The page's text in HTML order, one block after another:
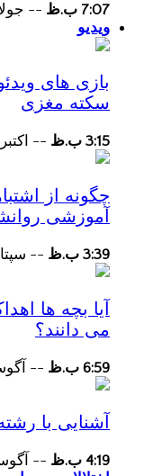
7:07 ب.ظ -- جولای
ویدیو
بازی های
سکته مغزی
3:15 ب.ظ -- اکتبر 5, 2018
چگونه از
آموزشی
3:39 ب.ظ -- سپتامبر
آیا بچه ها
می دانند؟
6:59 ب.ظ -- آگوست
آشنایی با
4:19 ب.ظ -- آگوست